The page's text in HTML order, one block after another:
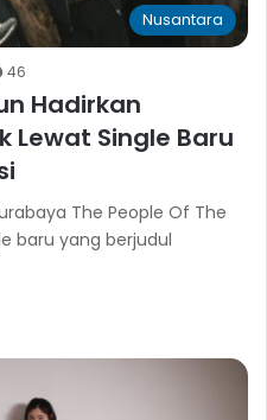
Nusantara
46
Hadirkan
Lewat Single Baru
The People Of The
baru yang berjudul